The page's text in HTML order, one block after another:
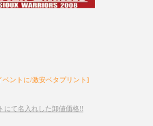
ベントに/激安ベタプリント]
て名入れした卸値価格!!